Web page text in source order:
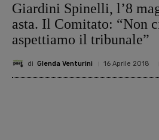
Giardini Spinelli, l’8
asta. Il Comitato: “Non
aspettiamo il tribunale”
di Glenda Venturini 16 Aprile 2018